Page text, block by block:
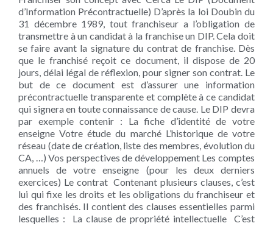
d’Information Précontractuelle) D’après la loi Doubin du
31 décembre 1989, tout franchiseur a l’obligation de
transmettre à un candidat à la franchise un DIP. Cela doit
se faire avant la signature du contrat de franchise. Dès
que le franchisé reçoit ce document, il dispose de 20
jours, délai légal de réflexion, pour signer son contrat. Le
but de ce document est d’assurer une information
précontractuelle transparente et complète à ce candidat
qui signera en toute connaissance de cause. Le DIP devra
par exemple contenir : La fiche d’identité de votre
enseigne Votre étude du marché L’historique de votre
réseau (date de création, liste des membres, évolution du
CA, …) Vos perspectives de développement Les comptes
annuels de votre enseigne (pour les deux derniers
exercices) Le contrat Contenant plusieurs clauses, c’est
lui qui fixe les droits et les obligations du franchiseur et
des franchisés. Il contient des clauses essentielles parmi
lesquelles : La clause de propriété intellectuelle C’est